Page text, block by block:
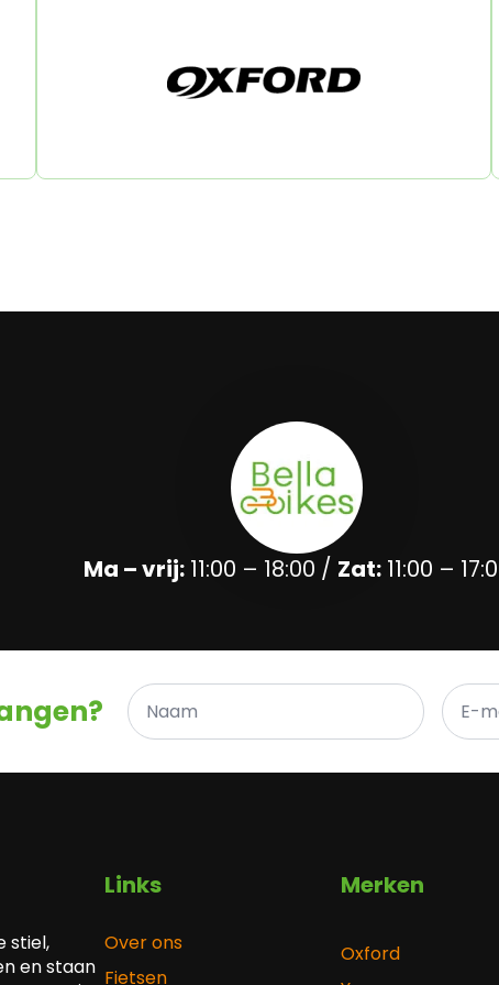
Ma – vrij:11:00 – 18:00 / Zat:11:00 –
Naam
*
E-
*
stiel,
en staan
Links
Over ons
Fietsen
Merken
Oxford